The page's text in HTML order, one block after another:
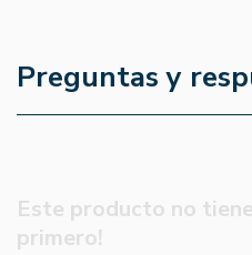
Preguntas y
Este producto no
primero!